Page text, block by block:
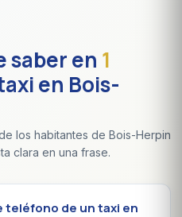
saber en 1
en Bois-
los habitantes de Bois-Herpin
clara en una frase.
teléfono de un taxi en